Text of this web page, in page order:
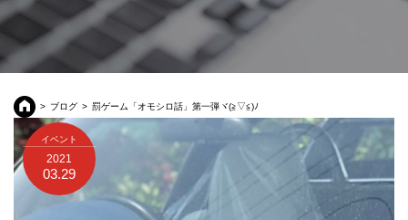
ブログ 罰ゲーム「オモシロ話」第一弾ヾ(≧▽≦)ﾉ
イベント
2021
03.29